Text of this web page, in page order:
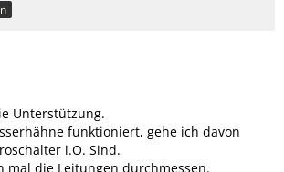
Unterstützung.
funktioniert, gehe ich davon
i.O. Sind.
mal die Leitungen durchmessen.